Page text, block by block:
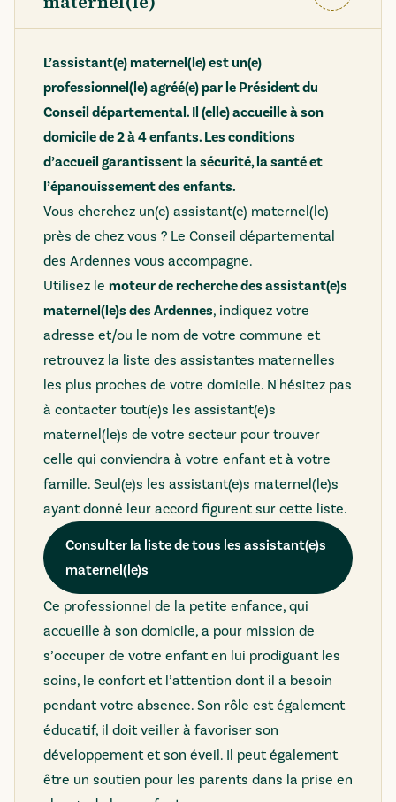
Replier
L’assistant(e) maternel(le) est un(e)
professionnel(le) agréé(e) par le Président du
Conseil départemental. Il (elle) accueille à son
domicile de 2 à 4 enfants. Les conditions
d’accueil garantissent la sécurité, la santé et
l’épanouissement des enfants.
Vous cherchez un(e) assistant(e) maternel(le)
près de chez vous ? Le Conseil départemental
des Ardennes vous accompagne.
Utilisez le moteur de recherche des assistant(e)s
maternel(le)s des Ardennes, indiquez votre
adresse et/ou le nom de votre commune et
retrouvez la liste des assistantes maternelles
les plus proches de votre domicile. N'hésitez pas
à contacter tout(e)s les assistant(e)s
maternel(le)s de votre secteur pour trouver
celle qui conviendra à votre enfant et à votre
famille. Seul(e)s les assistant(e)s maternel(le)s
ayant donné leur accord figurent sur cette liste.
Consulter la liste de tous les assistant(e)s
maternel(le)s
Ce professionnel de la petite enfance, qui
accueille à son domicile, a pour mission de
s’occuper de votre enfant en lui prodiguant les
soins, le confort et l’attention dont il a besoin
pendant votre absence. Son rôle est également
éducatif, il doit veiller à favoriser son
développement et son éveil. Il peut également
être un soutien pour les parents dans la prise en